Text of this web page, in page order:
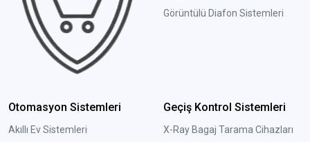
Görüntülü Diafon Sistemleri
Otomasyon Sistemleri
Akıllı Ev Sistemleri
Geçiş Kontrol Sistemleri
X-Ray Bagaj Tarama Cihazları